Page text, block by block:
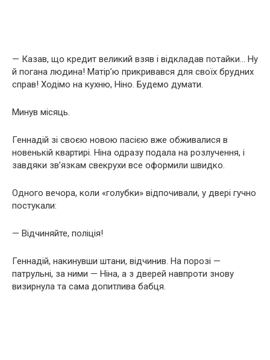
— Казав, що кредит великий взяв і відкладав потайки… Ну
й погана людина! Матір’ю прикривався для своїх брудних
справ! Ходімо на кухню, Ніно. Будемо думати.
Минув місяць.
Геннадій зі своєю новою пасією вже обживалися в
новенькій квартирі. Ніна одразу подала на розлучення, і
завдяки зв’язкам свекрухи все оформили швидко.
Одного вечора, коли «голубки» відпочивали, у двері гучно
постукали:
— Відчиняйте, поліція!
Геннадій, накинувши штани, відчинив. На порозі —
патрульні, за ними — Ніна, а з дверей навпроти знову
визирнула та сама допитлива бабця.